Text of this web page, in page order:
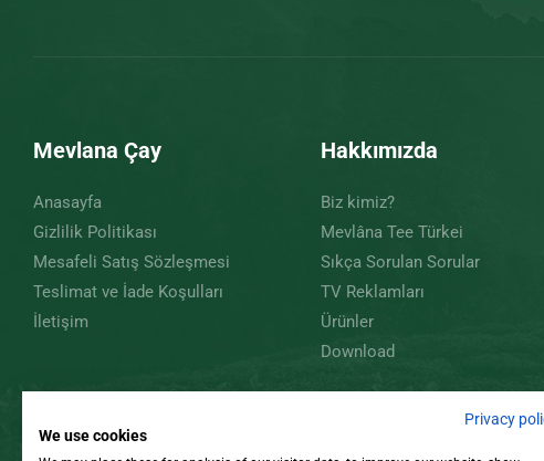
Mevlana Çay
Anasayfa
Gizlilik Politikası
Mesafeli Satış Sözleşmesi
Teslimat ve İade Koşulları
İletişim
Hakkımızda
Biz kimiz?
Mevlâna Tee Türkei
Sıkça Sorulan Sorular
TV Reklamları
Ürünler
Download
Privacy
We use cookies